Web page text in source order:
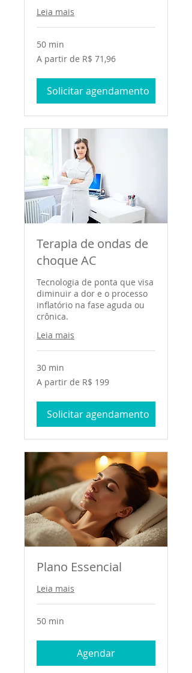
Leia mais
50 min
A
partir
brasileiros
A partir de R$ 71,96
Solicitar agendamento
Terapia de ondas de
choque AC
Tecnologia de ponta que visa
diminuir a dor e o processo
inflatório na fase aguda ou
crônica.
Leia mais
30 min
A
partir
brasileiros
A partir de R$ 199
Solicitar agendamento
Plano Essencial
Leia mais
50 min
Agendar